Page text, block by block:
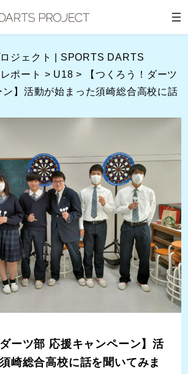
ジェクト | SPORTS DARTS
ポート > U18 >
【つくろう！ダーツ
】活動が始まった須崎総合高校に話
ダーツ部 応援キャンペーン】活
崎総合高校に話を聞いてみま